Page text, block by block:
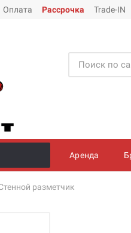
Оплата Рассрочка Trade-IN
для
Аренда
разметчик